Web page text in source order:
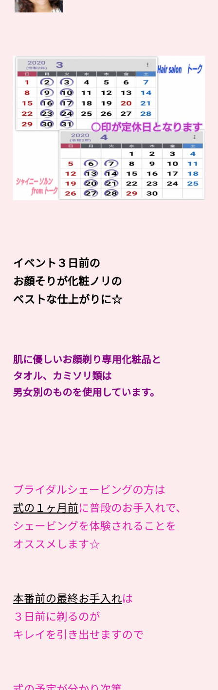
イベント３日前の
お顔そりが化粧ノリの
ベストな仕上がりに☆
肌に優しいお顔剃り専用化粧品と
タオル、カミソリ類は
男女別のものを使用しています。
ブライダルシェービングの方は
式の１ヶ月前に普段のお手入れで、
シェービングを体験されることを
オススメします☆
本番前の最終お手入れは
３日前に剃るのが
キレイを引き出せますので